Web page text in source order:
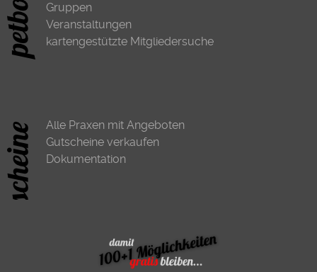
Gruppen
Veranstaltungen
kartengestützte Mitgliedersuche
Alle Praxen mit Angeboten
Gutscheine verkaufen
Dokumentation